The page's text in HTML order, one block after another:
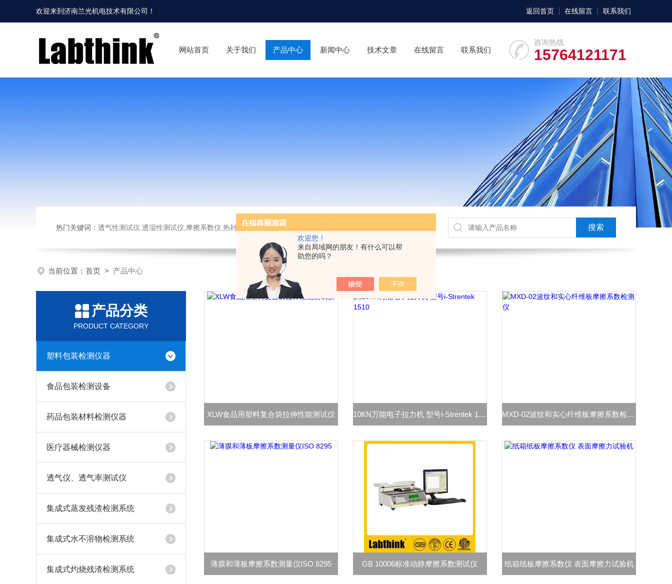
欢迎您！
来自局域网的朋友！有什么可以帮
助您的吗？
欢迎来到济南兰光机电技术有限公司 ！ 返回首页 在线留言 联系我们
咨询热线
15764121171
网站首页 关于我们 产品中心 新闻中心 技术文章 在线留言 联系我们
热门关键词： 透气性测试仪,透湿性测试仪,摩擦系数仪,热封试验仪,密封试验仪,等压法透氧仪,电子拉力试验机,测厚仪,瓶盖扭矩仪,顶空残氧仪
当前位置： 首页 > 产品中心
产品分类
PRODUCT CATEGORY
塑料包装检测仪器
食品包装检测设备
药品包装材料检测仪器
医疗器械检测仪器
透气仪、透气率测试仪
集成式蒸发残渣检测系统
集成式水不溶物检测系统
集成式灼烧残渣检测系统
XLW食品用塑料复合袋拉伸性能测试仪 10KN万能电子拉力机 型号i-Strentek 1510 MXD-02波纹和实心纤维板摩擦系数检测仪
薄膜和薄板摩擦系数测量仪ISO 8295 GB 10006标准动静摩擦系数测试仪 纸箱纸板摩擦系数仪 表面摩擦力试验机